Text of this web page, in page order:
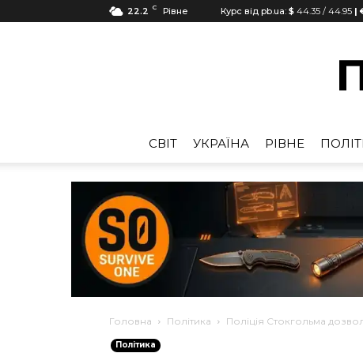
22.2 C Рівне Курс від pb.ua: $ 44.35 / 44.95 |
CВІТ УКРАЇНА РІВНЕ
Головна Політика Поліція Стокгольма
Політика